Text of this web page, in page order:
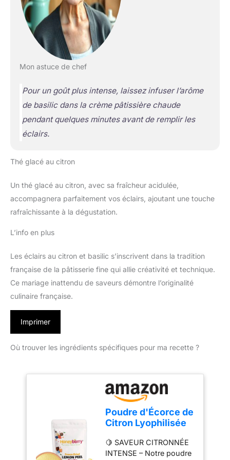
Mon astuce de chef
Pour un goût plus intense, laissez infuser l’arôme
de basilic dans la crème pâtissière chaude
pendant quelques minutes avant de remplir les
éclairs.
Thé glacé au citron
Un thé glacé au citron, avec sa fraîcheur acidulée,
accompagnera parfaitement vos éclairs, ajoutant une touche
rafraîchissante à la dégustation.
L’info en plus
Les éclairs au citron et basilic s’inscrivent dans la tradition
française de la pâtisserie fine qui allie créativité et technique.
Ce mariage inattendu de saveurs démontre l’originalité
culinaire française.
Imprimer
Où trouver les ingrédients spécifiques pour ma recette ?
Poudre d'Écorce de
Citron Lyophilisée
Zeste de Citron
Déshydraté -
🍋 SAVEUR CITRONNÉE
INTENSE – Notre poudre